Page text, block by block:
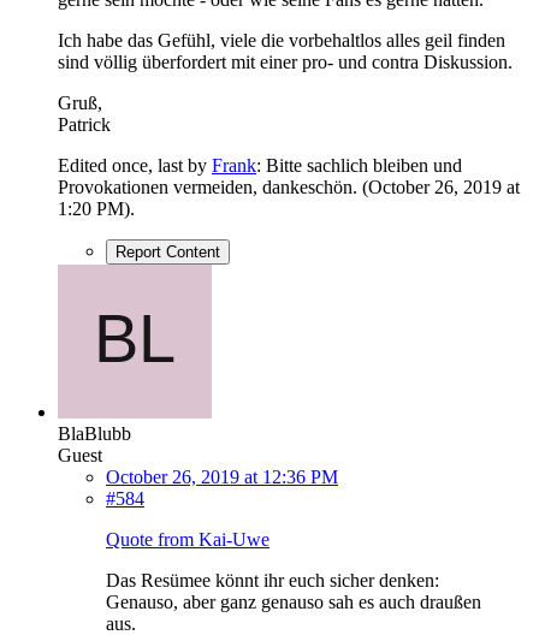
Ich habe das Gefühl, viele die vorbehaltlos alles geil finden
sind völlig überfordert mit einer pro- und contra Diskussion.
Gruß,
Patrick
Edited once, last by Frank: Bitte sachlich bleiben und
Provokationen vermeiden, dankeschön. (October 26, 2019 at
1:20 PM).
Report Content
BlaBlubb
Guest
October 26, 2019 at 12:36 PM
#584
Quote from Kai-Uwe
Das Resümee könnt ihr euch sicher denken:
Genauso, aber ganz genauso sah es auch draußen
aus.